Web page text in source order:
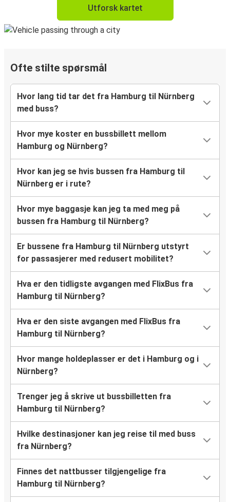
Utforsk kartet
Ofte stilte spørsmål
Hvor lang tid tar det fra Hamburg til Nürnberg
med buss?
Hvor mye koster en bussbillett mellom
Hamburg og Nürnberg?
Hvor kan jeg se hvis bussen fra Hamburg til
Nürnberg er i rute?
Hvor mye baggasje kan jeg ta med meg på
bussen fra Hamburg til Nürnberg?
Er bussene fra Hamburg til Nürnberg utstyrt
for passasjerer med redusert mobilitet?
Hva er den tidligste avgangen med FlixBus fra
Hamburg til Nürnberg?
Hva er den siste avgangen med FlixBus fra
Hamburg til Nürnberg?
Hvor mange holdeplasser er det i Hamburg og i
Nürnberg?
Trenger jeg å skrive ut bussbilletten fra
Hamburg til Nürnberg?
Hvilke destinasjoner kan jeg reise til med buss
fra Nürnberg?
Finnes det nattbusser tilgjengelige fra
Hamburg til Nürnberg?